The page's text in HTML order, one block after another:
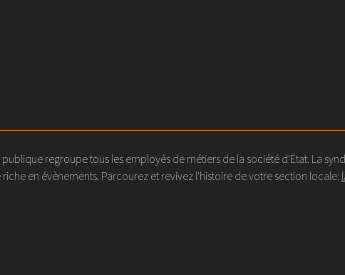
regroupe tous les employés de métiers de la société d'État. La
en évènements. Parcourez et revivez l'histoire de votre section locale: